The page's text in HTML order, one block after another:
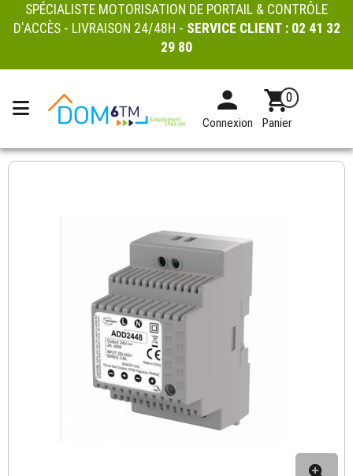
SPÉCIALISTE MOTORISATION DE PORTAIL & CONTRÔLE
D'ACCÈS - LIVRAISON 24/48H - SERVICE CLIENT : 02 41 32
29 80
Connexion
0
Panier